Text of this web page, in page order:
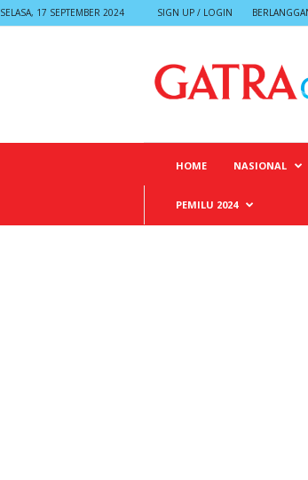
SELASA, 17 SEPTEMBER 2024 SIGN UP / LOGIN
HOME NASIONAL
PEMILU 2024